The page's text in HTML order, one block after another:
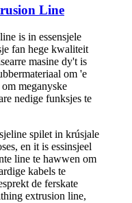
Line
is in essensjele
fan hege kwaliteit
masine dy't is
om 'e
meganyske
nedige funksjes te
spilet in krúsjale
en it is essinsjeel
line te hawwen om
kabels te
de ferskate
extrusion line,